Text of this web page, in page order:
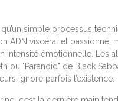
simple processus
ADN viscéral et
intensité émotionnelle. Les
ou "Paranoid" de Black
ignore parfois l’existence.